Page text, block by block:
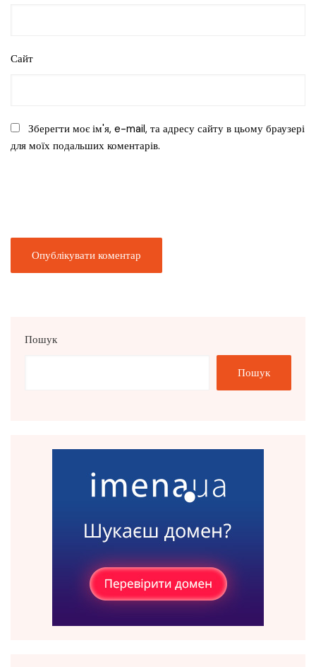
Сайт
Зберегти моє ім'я, e-mail, та адресу сайту в цьому браузері
для моїх подальших коментарів.
Пошук
Пошук